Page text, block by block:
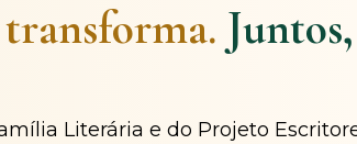
Literária e do Projeto